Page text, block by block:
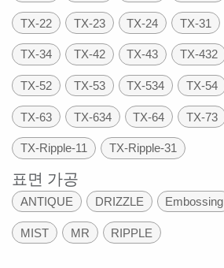
TX-22 TX-23 TX-24 TX-31
TX-34 TX-42 TX-43 TX-432
TX-52 TX-53 TX-534 TX-54
TX-63 TX-634 TX-64 TX-73
TX-Ripple-11 TX-Ripple-31
표면 가공
ANTIQUE DRIZZLE Embossing
MIST MR RIPPLE